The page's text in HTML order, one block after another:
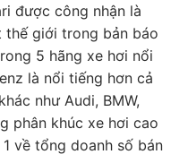
được công nhận là
thế giới trong bản báo
5 hãng xe hơi nổi
là nổi tiếng hơn cả
như Audi, BMW,
phân khúc xe hơi cao
về tổng doanh số bán